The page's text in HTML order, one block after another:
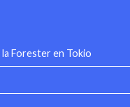
Forester en Tokio